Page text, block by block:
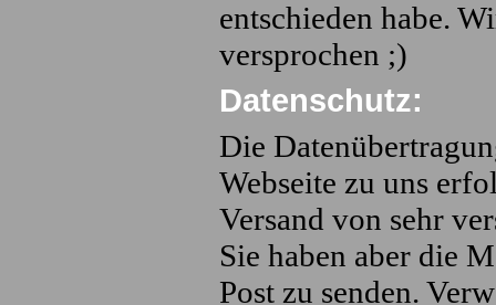
entschieden habe.
versprochen ;)
Datenschutz:
Die
Webseite zu uns
Versand von sehr
Sie haben aber die
Post zu senden.